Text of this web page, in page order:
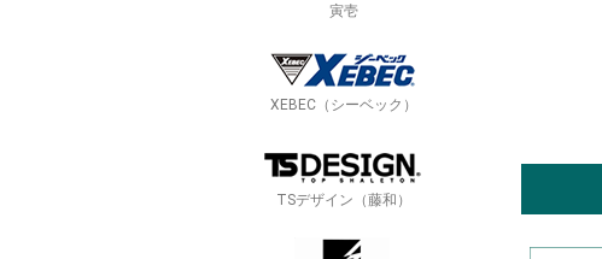
寅壱
XEBEC（シーベック）
TSデザイン（藤和）